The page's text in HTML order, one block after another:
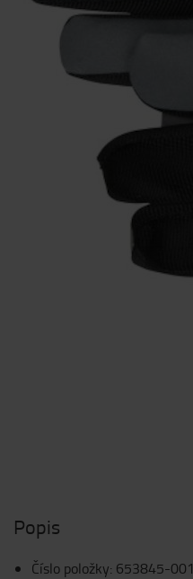
Popis
Číslo položky: 653845-001